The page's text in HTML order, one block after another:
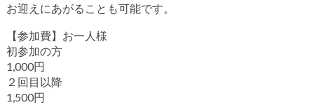
お迎えにあがることも可能です。
【参加費】お一人様
初参加の方
1,000円
２回目以降
1,500円